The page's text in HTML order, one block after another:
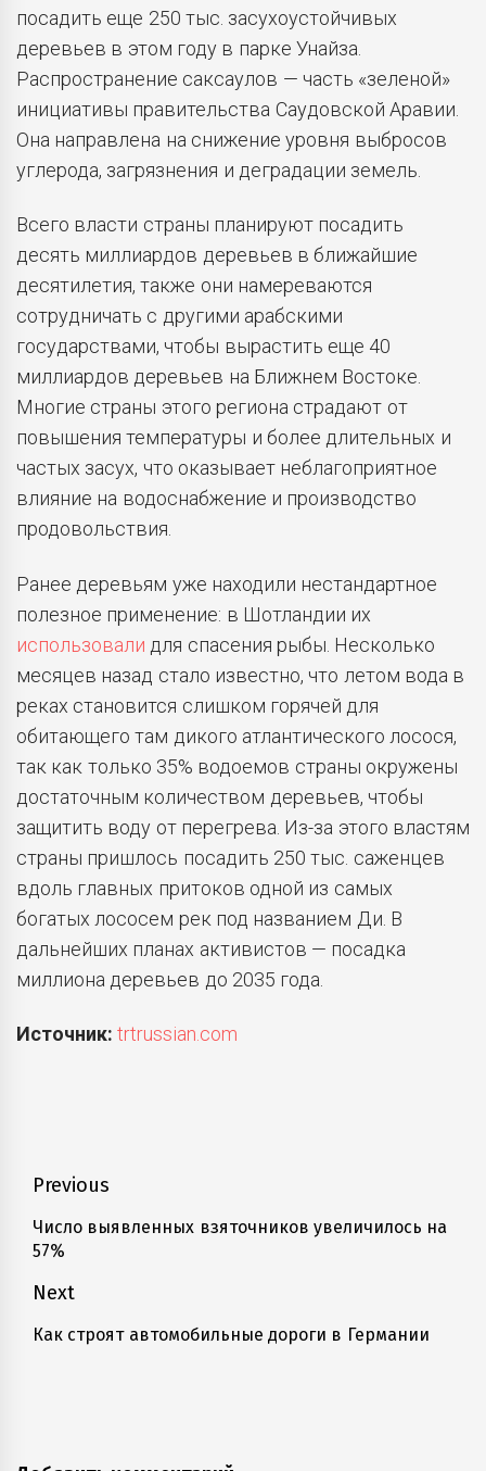
посадить еще 250 тыс. засухоустойчивых
деревьев в этом году в парке Унайза.
Распространение саксаулов — часть «зеленой»
инициативы правительства Саудовской Аравии.
Она направлена на снижение уровня выбросов
углерода, загрязнения и деградации земель.
Всего власти страны планируют посадить
десять миллиардов деревьев в ближайшие
десятилетия, также они намереваются
сотрудничать с другими арабскими
государствами, чтобы вырастить еще 40
миллиардов деревьев на Ближнем Востоке.
Многие страны этого региона страдают от
повышения температуры и более длительных и
частых засух, что оказывает неблагоприятное
влияние на водоснабжение и производство
продовольствия.
Ранее деревьям уже находили нестандартное
полезное применение: в Шотландии их
использовали для спасения рыбы. Несколько
месяцев назад стало известно, что летом вода в
реках становится слишком горячей для
обитающего там дикого атлантического лосося,
так как только 35% водоемов страны окружены
достаточным количеством деревьев, чтобы
защитить воду от перегрева. Из-за этого властям
страны пришлось посадить 250 тыс. саженцев
вдоль главных притоков одной из самых
богатых лососем рек под названием Ди. В
дальнейших планах активистов — посадка
миллиона деревьев до 2035 года.
Источник: trtrussian.com
Навигация
по
записям
Previous
Previous
post:
Число выявленных взяточников увеличилось на
57%
Next
Next
Как строят автомобильные дороги в Германии